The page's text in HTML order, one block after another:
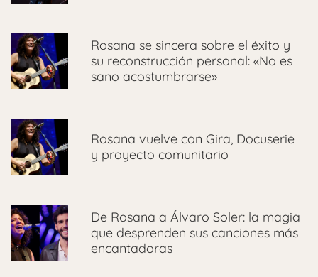
Rosana se sincera sobre el éxito y
su reconstrucción personal: «No es
sano acostumbrarse»
Rosana vuelve con Gira, Docuserie
y proyecto comunitario
De Rosana a Álvaro Soler: la magia
que desprenden sus canciones más
encantadoras